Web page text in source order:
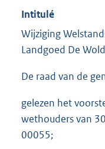
Intitulé
Wijziging
Landgoed De
De raad van de
gelezen het
wethouders van
00055;